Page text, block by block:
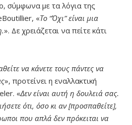
σύμφωνα με τα λόγια της
«Το “Όχι” είναι μια
». Δε χρειάζεται να πείτε κάτι
να κάνετε τους πάντες να
», προτείνει η εναλλακτική
«Δεν είναι αυτή η δουλειά σας.
ότι, όσο κι αν [προσπαθείτε],
που απλά δεν πρόκειται να